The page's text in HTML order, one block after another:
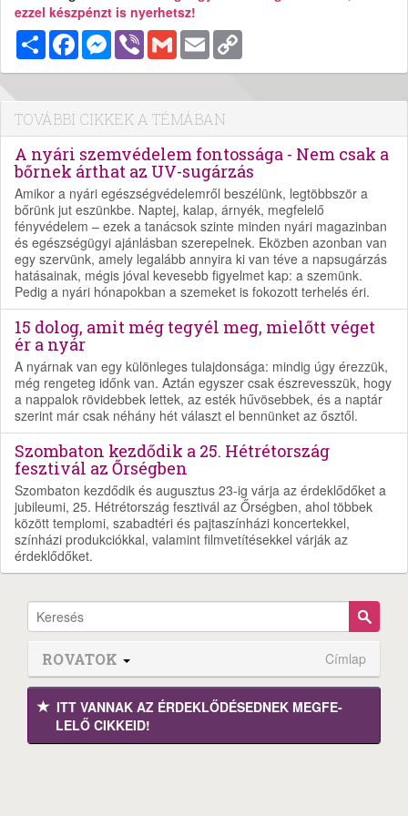
ezzel készpénzt is nyerhetsz!
MegosztásFacebookMessenger
Viber Gmail Email
TOVÁBBI CIKKEK A TÉMÁBAN
A nyári szemvédelem fontossága - Nem csak a
bőrnek árthat az UV-sugárzás
Amikor a nyári egészségvédelemről beszélünk, legtöbbször a
bőrünk jut eszünkbe. Naptej, kalap, árnyék, megfelelő
fényvédelem – ezek a tanácsok szinte minden nyári magazinban
és egészségügyi ajánlásban szerepelnek. Eközben azonban van
egy szervünk, amely legalább annyira ki van téve a napsugárzás
hatásainak, mégis jóval kevesebb figyelmet kap: a szemünk.
Pedig a nyári hónapokban a szemeket is fokozott terhelés éri.
15 dolog, amit még tegyél meg, mielőtt véget
ér a nyár
A nyárnak van egy különleges tulajdonsága: mindig úgy érezzük,
még rengeteg időnk van. Aztán egyszer csak észrevesszük, hogy
a nappalok rövidebbek lettek, az esték hűvösebbek, és a naptár
szerint már csak néhány hét választ el bennünket az ősztől.
Szombaton kezdődik a 25. Hétrétország
fesztivál az Őrségben
Szombaton kezdődik és augusztus 23-ig várja az érdeklődőket a
jubileumi, 25. Hétrétország fesztivál az Őrségben, ahol többek
között templomi, szabadtéri és pajtaszínházi koncertekkel,
színházi produkciókkal, valamint filmvetítésekkel várják az
érdeklődőket.
ROVATOK Címlap
ITT VANNAK AZ ÉRDEK­LŐDÉ­SEDNEK MEGFE­
LELŐ CIKKEID!